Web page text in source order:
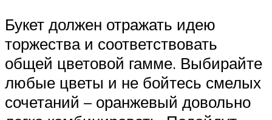
Букет должен отражать идею
торжества и соответствовать
общей цветовой гамме. Выбирайте
любые цветы и не бойтесь смелых
сочетаний – оранжевый довольно